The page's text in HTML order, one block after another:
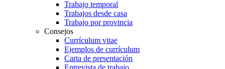
Trabajo temporal
Trabajos desde casa
Trabajo por provincia
Consejos
Currículum vitae
Ejemplos de currículum
Carta de presentación
Entrevista de trabajo